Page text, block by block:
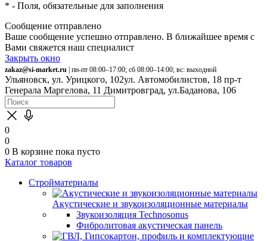
* - Поля, обязательные для заполнения
Сообщение отправлено
Ваше сообщение успешно отправлено. В ближайшее время с
Вами свяжется наш специалист
Закрыть окно
zakaz@si-market.ru | пн-пт 08:00–17:00; сб 08:00–14:00; вс: выходной
Ульяновск, ул. Урицкого, 102ул. Автомобилистов, 18 пр-т
Генерала Маргелова, 11 Димитровград, ул.Баданова, 106
0
0
0 В корзине пока пусто
Каталог товаров
Стройматериалы
Акустические и звукоизоляционные материалы
Звукоизоляция Technosonus
Фибролитовая акустическая панель